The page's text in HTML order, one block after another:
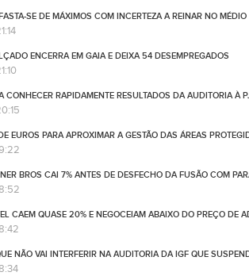
SE DE MÁXIMOS COM INCERTEZA A REINAR NO
ENCERRA EM GAIA E DEIXA 54 DESEMPREGADOS
CONHECER RAPIDAMENTE RESULTADOS DA AUDITORIA À
EUROS PARA APROXIMAR A GESTÃO DAS ÁREAS
BROS CAI 7% ANTES DE DESFECHO DA FUSÃO COM
CAEM QUASE 20% E NEGOCEIAM ABAIXO DO PREÇO DE
NÃO VAI INTERFERIR NA AUDITORIA DA IGF QUE